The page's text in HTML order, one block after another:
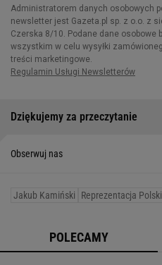
Dziękujemy za przeczytanie
Obserwuj nas
Jakub Kamiński Reprezentacja Polski
POLECAMY